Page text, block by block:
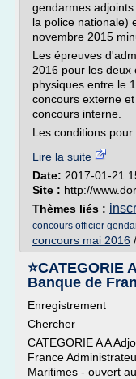
gendarmes
la police nationale)
novembre 2015
Les épreuves
2016 pour les deux
physiques entre le
concours externe
concours interne.
Les conditions pour
Lire la suite
Date: 2017-01-21
Site : http://
Thèmes liés :
concours officier
concours mai 2016 /
⭐CATEGORIE
Banque de
Enregistrement
Chercher
CATEGORIE A A
France
Maritimes - ouvert